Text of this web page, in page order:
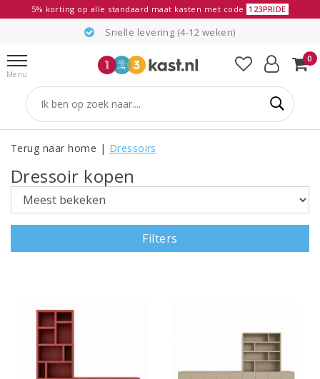
5% korting op alle standaard maat kasten met code 123PRIDE
Snelle levering (4-12 weken)
Menu
0
Terug naar home | Dressoirs
Dressoir kopen
Filters